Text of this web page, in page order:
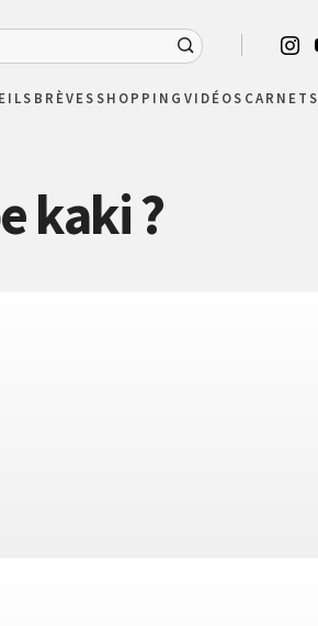
BRÈVESSHOPPING VIDÉOS
kaki ?